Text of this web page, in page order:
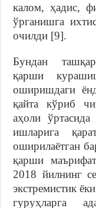
калом, ҳадис,
ўрганишга
очилди [9].
Бундан
қарши
оширишдаги
қайта кўриб
аҳоли
ишларига
оширилаётган
қарши
2018 йилнинг
экстремистик
гуруҳларга